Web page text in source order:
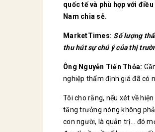
quốc tế và phù hợp với
Nam chia sẻ.
MarketTimes: Số lượng
thu hút sự chú ý của thị
Ông Nguyễn Tiến Thỏa:
nghiệp thẩm định giá đã có
Tôi cho rằng, nếu xét về
tăng trưởng nóng không
con người, là quản trị... đó